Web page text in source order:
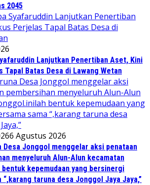
2045
Lanjutkan Penertiban Aset, Kini
Tapal Batas Desa di Lawang Wetan
6 Agustus 2026
Desa Jonggol menggelar aksi penataan
menyeluruh Alun-Alun kecamatan
kepemudaan yang bersinergi
“,karang taruna desa Jonggol Jaya Jaya,”